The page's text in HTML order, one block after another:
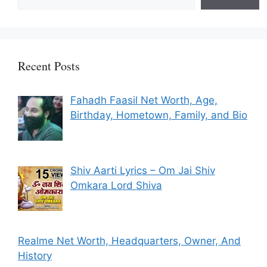
Recent Posts
Fahadh Faasil Net Worth, Age,
Birthday, Hometown, Family, and Bio
Shiv Aarti Lyrics – Om Jai Shiv
Omkara Lord Shiva
Realme Net Worth, Headquarters, Owner, And
History